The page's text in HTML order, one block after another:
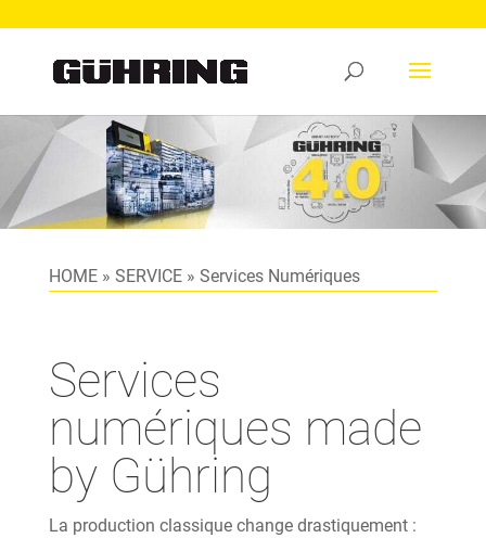
HOME» SERVICE» Services Numériques
Services
numériques made
by Gühring
La production classique change drastiquement :